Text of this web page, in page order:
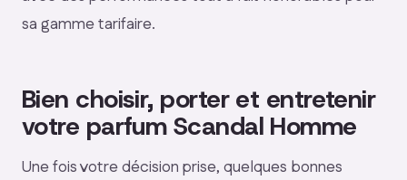
sa gamme tarifaire.
Bien choisir, porter et entretenir
votre parfum Scandal Homme
Une fois votre décision prise, quelques bonnes